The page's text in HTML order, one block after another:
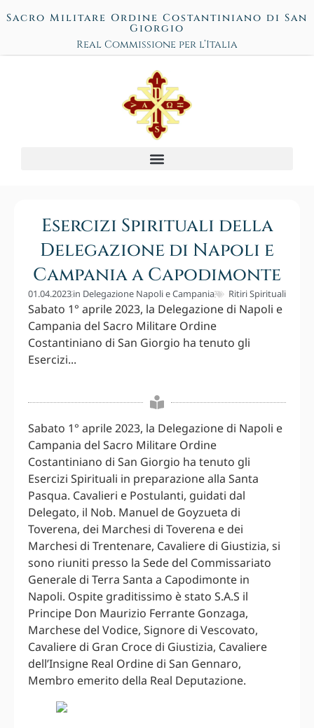
Sacro Militare Ordine Costantiniano di San
Giorgio
Real Commissione per l’Italia
Esercizi Spirituali della
Delegazione di Napoli e
Campania a Capodimonte
01.04.2023in Delegazione Napoli e Campania Ritiri Spirituali
Sabato 1° aprile 2023, la Delegazione di Napoli e
Campania del Sacro Militare Ordine
Costantiniano di San Giorgio ha tenuto gli
Esercizi...
Sabato 1° aprile 2023, la Delegazione di Napoli e
Campania del Sacro Militare Ordine
Costantiniano di San Giorgio ha tenuto gli
Esercizi Spirituali in preparazione alla Santa
Pasqua. Cavalieri e Postulanti, guidati dal
Delegato, il Nob. Manuel de Goyzueta di
Toverena, dei Marchesi di Toverena e dei
Marchesi di Trentenare, Cavaliere di Giustizia, si
sono riuniti presso la Sede del Commissariato
Generale di Terra Santa a Capodimonte in
Napoli. Ospite graditissimo è stato S.A.S il
Principe Don Maurizio Ferrante Gonzaga,
Marchese del Vodice, Signore di Vescovato,
Cavaliere di Gran Croce di Giustizia, Cavaliere
dell’Insigne Real Ordine di San Gennaro,
Membro emerito della Real Deputazione.